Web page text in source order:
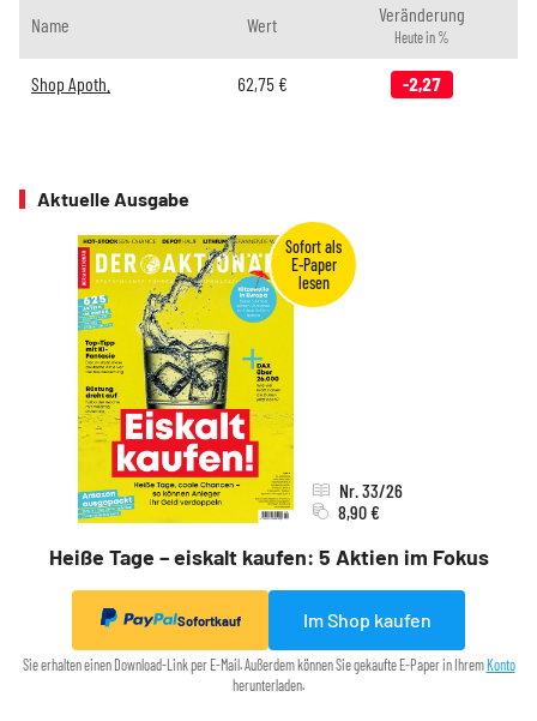
Name Wert Veränderung
Heute in %
Shop Apoth. 62,75€ -2,27
Aktuelle Ausgabe
Heiße Tage – eiskalt kaufen: 5 Aktien im Fokus
Nr. 33/26
8,90 €
Sofortkauf Im Shop kaufen
Sie erhalten einen Download-Link per E-Mail. Außerdem können Sie gekaufte E-Paper in Ihrem Konto
herunterladen.